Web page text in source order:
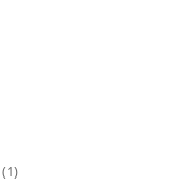
(1)